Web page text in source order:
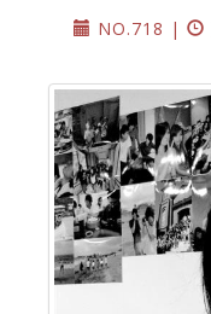
NO.718 |